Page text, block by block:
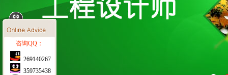
咨询QQ：
269140267
359735438